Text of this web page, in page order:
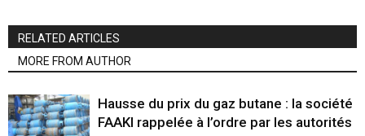
RELATED ARTICLES
MORE FROM AUTHOR
Hausse du prix du gaz butane : la société
FAAKI rappelée à l’ordre par les autorités